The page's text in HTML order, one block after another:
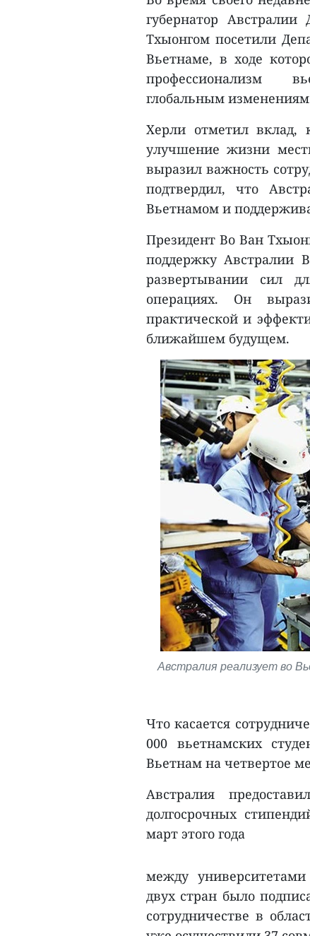
губернатор
Тхыонгом посетили
Вьетнаме, в ходе
профессионализм
глобальным
Херли отметил вклад,
улучшение жизни
выразил важность
подтвердил, что
Вьетнамом и
Президент Во Ван
поддержку Австралии
развертывании сил
операциях. Он
практической и
ближайшем будущем.
Австралия реализует во
Что касается
000 вьетнамских
Вьетнам на четвертое
Австралия
долгосрочных
март этого года
между
двух стран было
сотрудничестве в